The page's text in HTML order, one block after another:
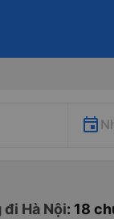
Hà Nội: 18